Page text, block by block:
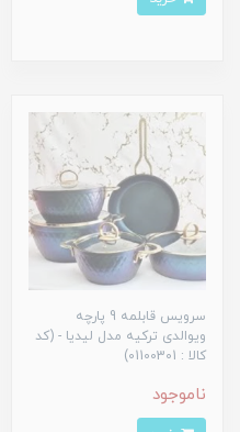
سرویس قابلمه 9 پارچه
ویوالدی ترکیه مدل لیدیا - (کد
کالا : 01100301)
ناموجود